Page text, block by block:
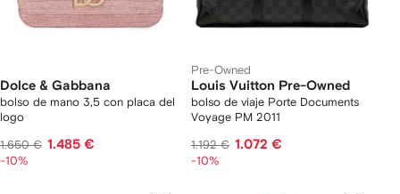
Dolce & Gabbana
bolso de mano 3,5 con placa del
logo
1.650 € 1.485 €
-10%
Pre-Owned
Louis Vuitton Pre-Owned
bolso de viaje Porte Documents
Voyage PM 2011
1.192 € 1.072 €
-10%